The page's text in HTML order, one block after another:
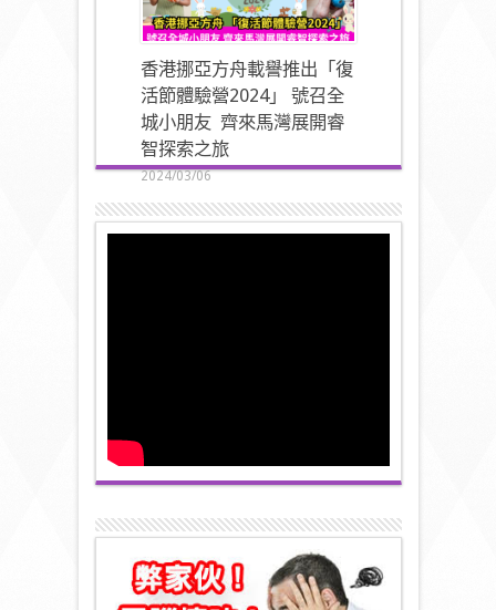
香港挪亞方舟載譽推出「復
活節體驗營2024」 號召全
城小朋友 齊來馬灣展開睿
智探索之旅
2024/03/06